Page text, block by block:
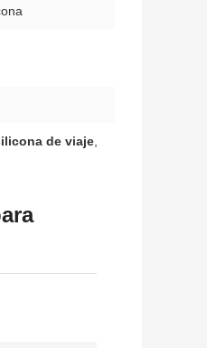
de viaje,